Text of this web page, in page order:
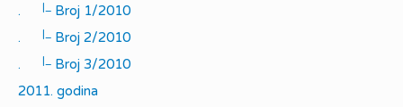
.
|_
Broj 1/2010
.
|_
Broj 2/2010
.
|_
Broj 3/2010
2011. godina